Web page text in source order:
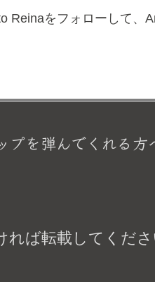
Reinaをフォローして、
プを弾んでくれる方
れば転載してくだ